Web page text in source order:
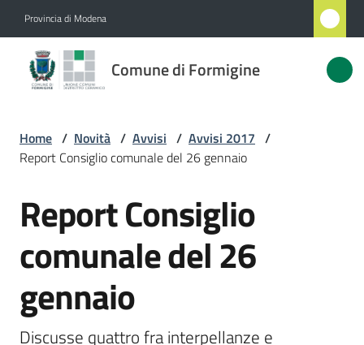
Provincia di Modena
Comune di Formigine
Comune
di
Novità
Menu selezionato
Servizi
Vivere
Formigine
Home / Novità / Avvisi / Avvisi 2017 /
Report Consiglio comunale del 26 gennaio
Salta al contenuto
Report Consiglio
comunale del 26
gennaio
Discusse quattro fra interpellanze e